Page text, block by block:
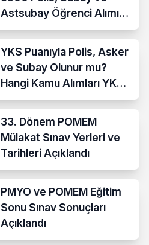
Astsubay Öğrenci Alımı
Süreci Başlıyor
YKS Puanıyla Polis, Asker
ve Subay Olunur mu?
Hangi Kamu Alımları YKS
İster?
33. Dönem POMEM
Mülakat Sınav Yerleri ve
Tarihleri Açıklandı
PMYO ve POMEM Eğitim
Sonu Sınav Sonuçları
Açıklandı